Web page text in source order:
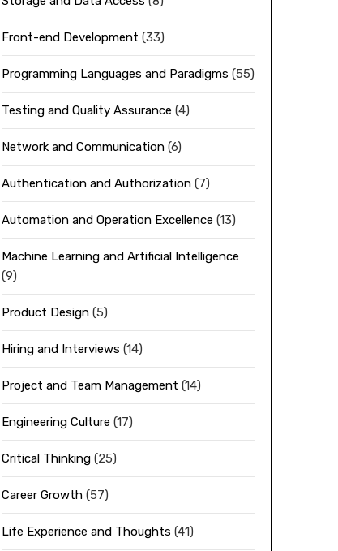
Front-end Development (33)
Programming Languages and Paradigms (55)
Testing and Quality Assurance (4)
Network and Communication(6)
Authentication and Authorization(7)
Automation and Operation Excellence (13)
Machine Learning and Artificial Intelligence
(9)
Product Design(5)
Hiring and Interviews (14)
Project and Team Management (14)
Engineering Culture (17)
Critical Thinking(25)
Career Growth(57)
Life Experience and Thoughts (41)